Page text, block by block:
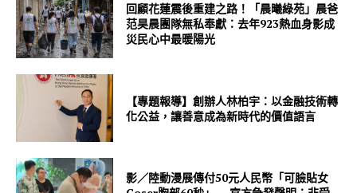
回顧花蓮震後重建之路！「晨曦綠苑」晨爸
范昊晨團隊無私奉獻：去年923熱血身影成
災民心中最暖陽光
【專題報導】創辦人林柏宇：以金融技術轉
化公益，讓善意成為新時代的價值語言
影／陸動漫展傳付50元人民幣「可臉貼女